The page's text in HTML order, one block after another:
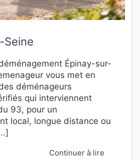
Seine
Épinay-sur-
vous met en
déménageurs
qui interviennent
93, pour un
local, longue distance ou
Continuer à lire